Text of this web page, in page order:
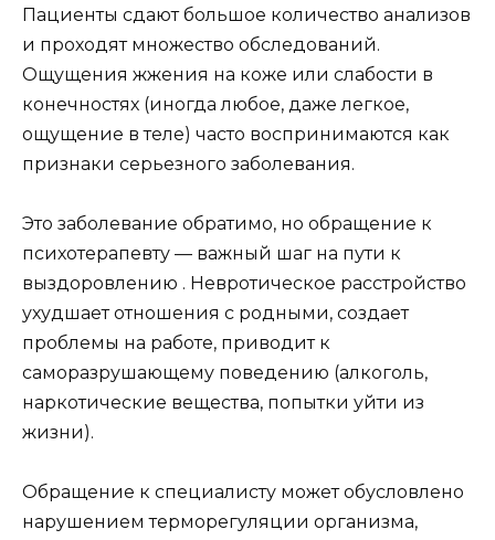
Пациенты сдают большое количество анализов
и проходят множество обследований.
Ощущения жжения на коже или слабости в
конечностях (иногда любое, даже легкое,
ощущение в теле) часто воспринимаются как
признаки серьезного заболевания.
Это заболевание обратимо, но обращение к
психотерапевту — важный шаг на пути к
выздоровлению . Невротическое расстройство
ухудшает отношения с родными, создает
проблемы на работе, приводит к
саморазрушающему поведению (алкоголь,
наркотические вещества, попытки уйти из
жизни).
Обращение к специалисту может обусловлено
нарушением терморегуляции организма,